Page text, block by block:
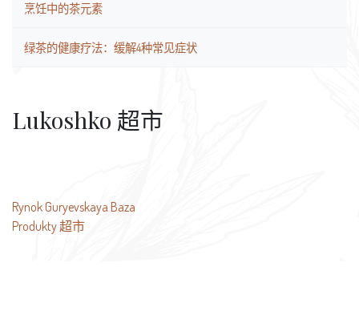
烹饪中的茶元素
绿茶的健康疗法：缓解4种常见症状
Lukoshko 超市
文
章
Rynok Guryevskaya Baza
Produkty 超市